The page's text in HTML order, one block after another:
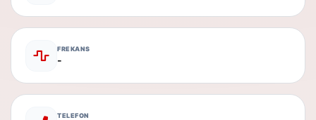
FREKANS
-
TELEFON